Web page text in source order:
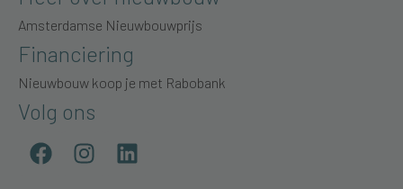
Amsterdamse Nieuwbouwprijs
Financiering
Nieuwbouw koop je met Rabobank
Volg ons